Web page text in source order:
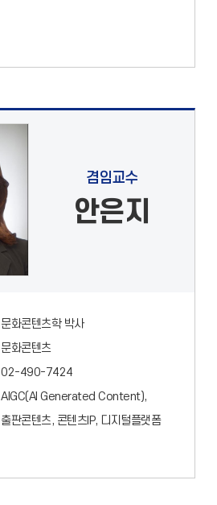
겸임교수
안은지
문화콘텐츠학 박사
문화콘텐츠
02-490-7424
AIGC(AI Generated Content),
출판콘텐츠, 콘텐츠IP, 디지털플랫폼